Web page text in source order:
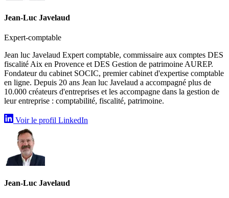
Jean-Luc Javelaud
Expert-comptable
Jean luc Javelaud Expert comptable, commissaire aux comptes DES
fiscalité Aix en Provence et DES Gestion de patrimoine AUREP.
Fondateur du cabinet SOCIC, premier cabinet d'expertise comptable
en ligne. Depuis 20 ans Jean luc Javelaud a accompagné plus de
10.000 créateurs d'entreprises et les accompagne dans la gestion de
leur entreprise : comptabilité, fiscalité, patrimoine.
Voir le profil LinkedIn
Jean-Luc Javelaud